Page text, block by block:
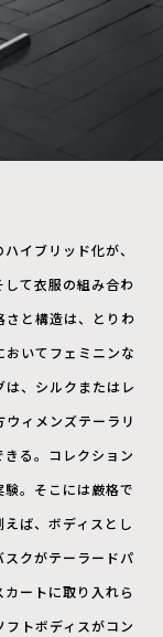
イブリッド化が、
て衣服の組み合わ
と構造は、とりわ
いてフェミニンな
、シルクまたはレ
ィメンズテーラリ
る。コレクション
。そこには厳格で
ば、ボディスとし
クがテーラードパ
ートに取り入れら
トボディスがコン